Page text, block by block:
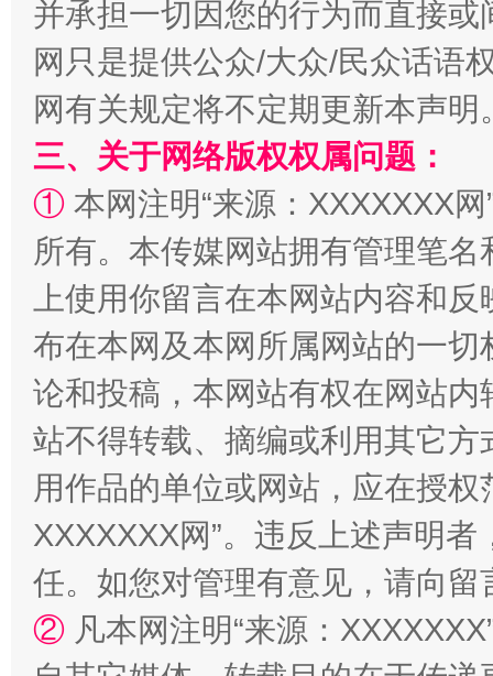
阿坝州三大球赛在茂县开幕
国家大学科技园优化重塑工作
并承担一切因您的行为而直接
网只是提供公众/大众/民众话语
网有关规定将不定期更新本声明
三、关于网络版权权属问题：
① 本网注明“来源：XXXXXXX
所有。本传媒网站拥有管理笔
上使用你留言在本网站内容和
布在本网及本网所属网站的一
论和投稿，本网站有权在网站
站不得转载、摘编或利用其它
用作品的单位或网站，应在授
XXXXXXX网”。违反上述声明
任。如您对管理有意见，请向
② 凡本网注明“来源：